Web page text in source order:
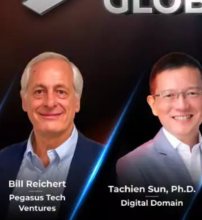
กีดกันทางการค้าเป็นอำนาจของ
สหรัฐฯ (Trade Expansion Act
ผ่านการรับรองจากสภาคองเกรส
ความสัมพันธ์และนโยบายการค้า
มาตรการขึ้นภาษีนำเข้าสินค้าจี
ต้องกันในประเด็นการค้าที่ไม่เป็
เทคโนโลยี ผนวกกับความต้องก
ประเด็นความเสี่ยงสงครามการค้
ก็ตาม หากเห็นว่ามาตรการกีดกัน
ประธานาธิบดีทรัมป์อาจมีท่าทีลด